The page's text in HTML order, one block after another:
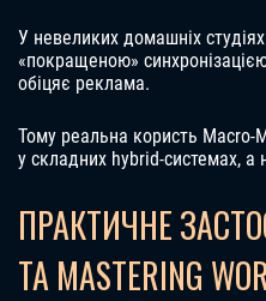
У невеликих домашніх
«покращеною»
обіцяє реклама.
Тому реальна користь Macro-
у складних hybrid-системах, а
ПРАКТИЧНЕ
ТА MASTERING